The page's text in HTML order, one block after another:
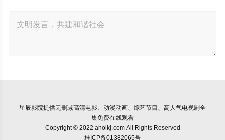
星辰影院提供无删减高清电影、动漫动画、综艺节目、高人气电视剧全
集免费在线观看
Copyright © 2022 aholkj.com All Rights Reserved
桂ICP备01382065号